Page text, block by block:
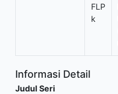
FLP
k
Informasi Detail
Judul Seri